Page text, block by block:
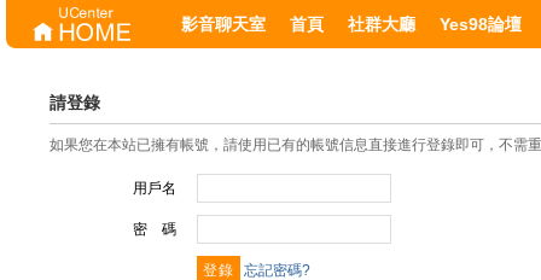
影音聊天室 首頁 社群大廳 Yes98論壇
請登錄
如果您在本站已擁有帳號，請使用已有的帳號信息直接進行登錄即可，不需
用戶名
密 碼
忘記密碼?